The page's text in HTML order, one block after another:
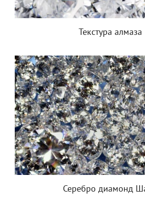
Текстура алмаза
Серебро диамонд